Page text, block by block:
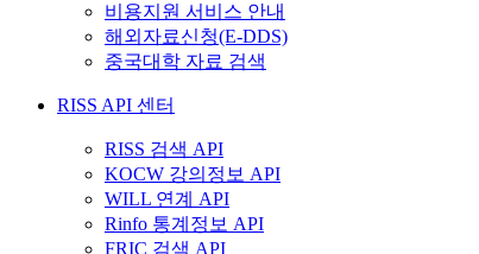
비용지원 서비스 안내
해외자료신청(E-DDS)
중국대학 자료 검색
RISS API 센터
RISS 검색 API
KOCW 강의정보 API
WILL 연계 API
Rinfo 통계정보 API
FRIC 검색 API